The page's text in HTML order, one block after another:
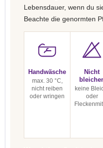
Lebensdauer, wenn du
Beachte die genormten
Handwäsche
max. 30 °C,
nicht reiben
oder wringen
Nicht
keine
oder